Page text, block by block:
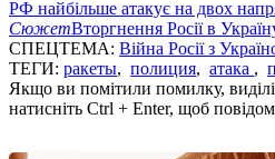
РФ найбільше атакує на двох
СюжетВторгнення Росії в
СПЕЦТЕМА: Війна Росії з
ТЕГИ: ракеты, полиция, атака ,
Якщо ви помітили помилку,
натисніть Ctrl + Enter, щоб